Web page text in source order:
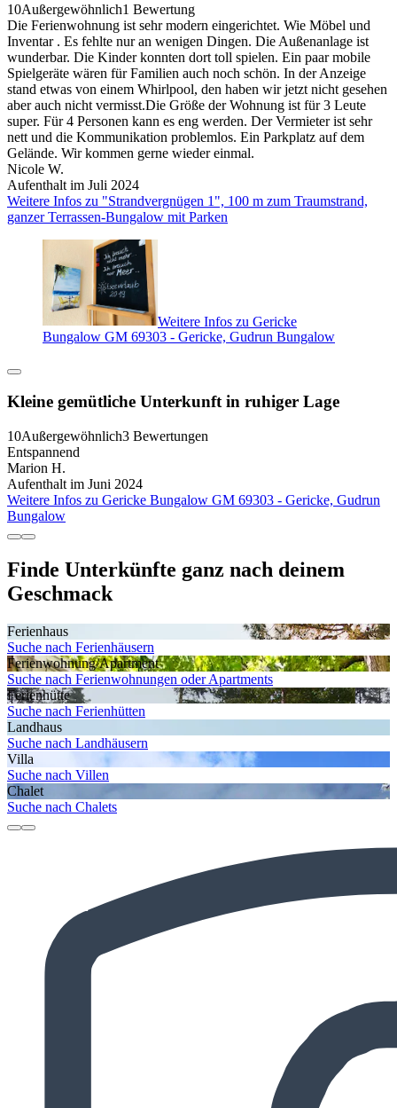
10Außergewöhnlich1 Bewertung
Die Ferienwohnung ist sehr modern eingerichtet. Wie Möbel und
Inventar . Es fehlte nur an wenigen Dingen. Die Außenanlage ist
wunderbar. Die Kinder konnten dort toll spielen. Ein paar mobile
Spielgeräte wären für Familien auch noch schön. In der Anzeige
stand etwas von einem Whirlpool, den haben wir jetzt nicht gesehen
aber auch nicht vermisst.Die Größe der Wohnung ist für 3 Leute
super. Für 4 Personen kann es eng werden. Der Vermieter ist sehr
nett und die Kommunikation problemlos. Ein Parkplatz auf dem
Gelände. Wir kommen gerne wieder einmal.
Nicole W.
Aufenthalt im Juli 2024
Weitere Infos zu "Strandvergnügen 1", 100 m zum Traumstrand,
ganzer Terrassen-Bungalow mit Parken
Weitere Infos zu Gericke
Bungalow GM 69303 - Gericke, Gudrun Bungalow
Kleine gemütliche Unterkunft in ruhiger Lage
10Außergewöhnlich3 Bewertungen
Entspannend
Marion H.
Aufenthalt im Juni 2024
Weitere Infos zu Gericke Bungalow GM 69303 - Gericke, Gudrun
Bungalow
Finde Unterkünfte ganz nach deinem
Geschmack
Ferienhaus
Suche nach Ferienhäusern
Ferienwohnung/Apartment
Suche nach Ferienwohnungen oder Apartments
Ferienhütte
Suche nach Ferienhütten
Landhaus
Suche nach Landhäusern
Villa
Suche nach Villen
Chalet
Suche nach Chalets